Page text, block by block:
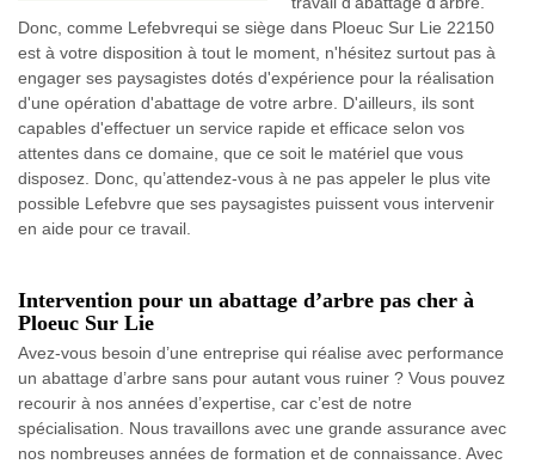
Donc, comme Lefebvrequi se siège dans Ploeuc Sur Lie 22150
est à votre disposition à tout le moment, n'hésitez surtout pas à
engager ses paysagistes dotés d'expérience pour la réalisation
d'une opération d'abattage de votre arbre. D'ailleurs, ils sont
capables d'effectuer un service rapide et efficace selon vos
attentes dans ce domaine, que ce soit le matériel que vous
disposez. Donc, qu’attendez-vous à ne pas appeler le plus vite
possible Lefebvre que ses paysagistes puissent vous intervenir
en aide pour ce travail.
Intervention pour un abattage d’arbre pas cher à
Ploeuc Sur Lie
Avez-vous besoin d’une entreprise qui réalise avec performance
un abattage d’arbre sans pour autant vous ruiner ? Vous pouvez
recourir à nos années d’expertise, car c’est de notre
spécialisation. Nous travaillons avec une grande assurance avec
nos nombreuses années de formation et de connaissance. Avec